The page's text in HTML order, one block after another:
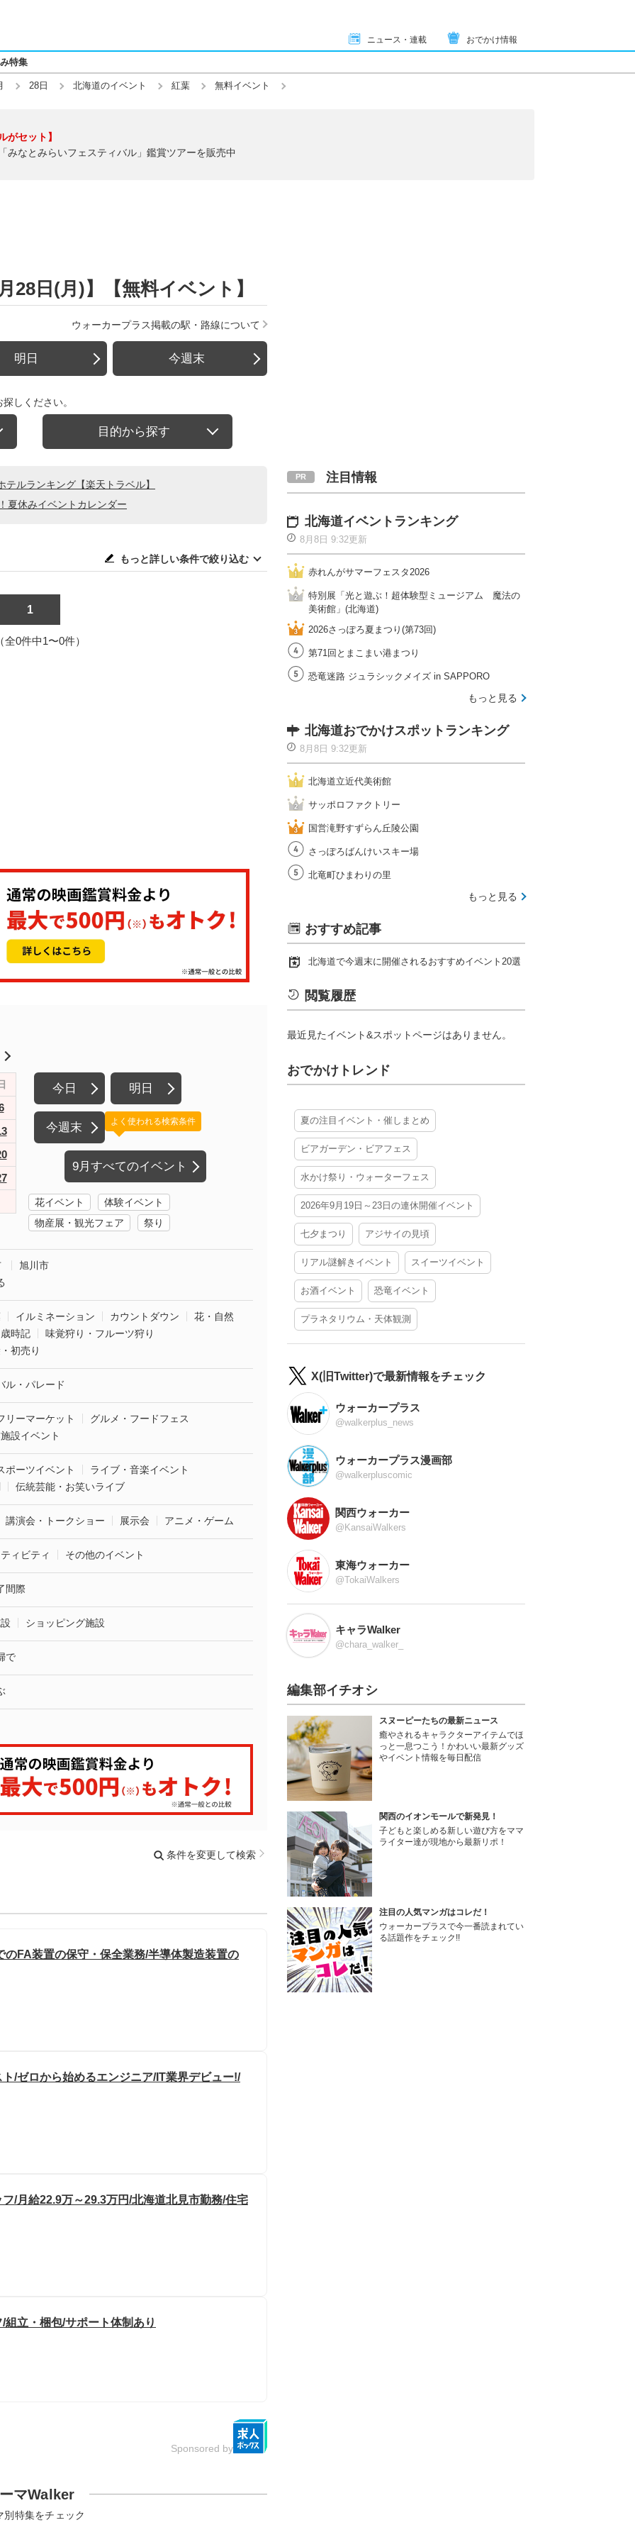
ニュース・連載 おでかけ情報
特集
28日 北海道のイベント 紅葉 無料イベント
がセット】
みなとみらいフェスティバル」鑑賞ツアーを販売中
28日(月)】【無料イベント】
ウォーカープラス掲載の駅・路線について
明日 今週末
しください。
目的から探す
ルランキング【楽天トラベル】
夏休みイベントカレンダー
もっと詳しい条件で絞り込む
1
全0件中1〜0件）
今日 明日
今週末
9月すべてのイベント
よく使われる検索条件
花イベント
体験イベント
物産展・観光フェア
祭り
旭川市
イルミネーション カウントダウン
花・自然
時記
味覚狩り・フルーツ狩り
初売り
ル・パレード
リーマーケット
グルメ・フードフェス
設イベント
ポーツイベント
ライブ・音楽イベント
伝統芸能・お笑いライブ
講演会・トークショー 展示会 アニメ・ゲーム
ィビティ その他のイベント
間際
ショッピング施設
で
条件を変更して検索
FA装置の保守・保全業務/半導体製造装置の
/ゼロから始めるエンジニア/IT業界デビュー!/
/月給22.9万～29.3万円/北海道北見市勤務/住宅
立・梱包/サポート体制あり
Sponsored by
マWalker
別特集をチェック
注目情報
北海道イベントランキング
8月8日 9:32更新
赤れんがサマーフェスタ2026
特別展「光と遊ぶ！超体験型ミュージアム 魔法の
美術館」(北海道)
2026さっぽろ夏まつり(第73回)
第71回とまこまい港まつり
恐竜迷路 ジュラシックメイズ in SAPPORO
もっと見る
北海道おでかけスポットランキング
8月8日 9:32更新
北海道立近代美術館
サッポロファクトリー
国営滝野すずらん丘陵公園
さっぽろばんけいスキー場
北竜町ひまわりの里
もっと見る
おすすめ記事
北海道で今週末に開催されるおすすめイベント20選
閲覧履歴
最近見たイベント&スポットページはありません。
おでかけトレンド
夏の注目イベント・催しまとめ
ビアガーデン・ビアフェス
水かけ祭り・ウォーターフェス
2026年9月19日～23日の連休開催イベント
七夕まつり アジサイの見頃
リアル謎解きイベント スイーツイベント
お酒イベント 恐竜イベント
プラネタリウム・天体観測
X(旧Twitter)で最新情報をチェック
ウォーカープラス
@walkerplus_news
ウォーカープラス漫画部
@walkerpluscomic
関西ウォーカー
@KansaiWalkers
東海ウォーカー
@TokaiWalkers
キャラWalker
@chara_walker_
編集部イチオシ
スヌーピーたちの最新ニュース
癒やされるキャラクターアイテムでほ
っと一息つこう！かわいい最新グッズ
やイベント情報を毎日配信
関西のイオンモールで新発見！
子どもと楽しめる新しい遊び方をママ
ライター達が現地から最新リポ！
注目の人気マンガはコレだ！
ウォーカープラスで今一番読まれてい
る話題作をチェック!!